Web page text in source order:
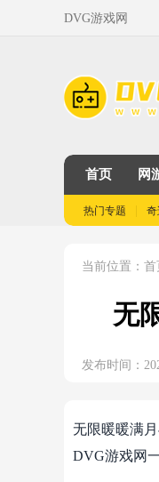
DVG游戏网
首页 网
热门专题
当前位置： 首
无
发布时间：
无限暖暖满
DVG游戏网